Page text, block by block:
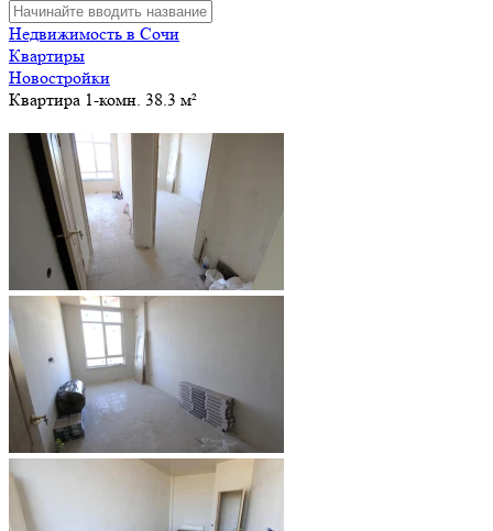
Недвижимость в Сочи
Квартиры
Новостройки
Квартира 1-комн. 38.3 м²